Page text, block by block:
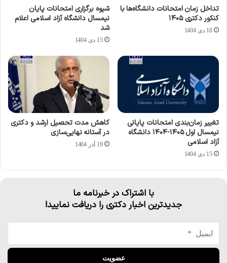
تداخل زمان امتحانات دانشگاه‌ها با
کنکور دکتری ۱۴۰۵
18 دی 1404
شیوه برگزاری امتحانات پایان
نیمسال دانشگاه آزاد اسلامی اعلام
شد
15 دی 1404
تغییر زمان‌بندی امتحانات پایانی
نیمسال اول ۱۴۰۵-۱۴۰۴ دانشگاه
آزاد اسلامی
15 دی 1404
کاهش مدت تحصیل ارشد و دکتری
در آستانه نهایی‌سازی
19 آذر 1404
با اشتراک در خبرنامه ما
جدیدترین اخبار دکتری را دریافت نمایید!